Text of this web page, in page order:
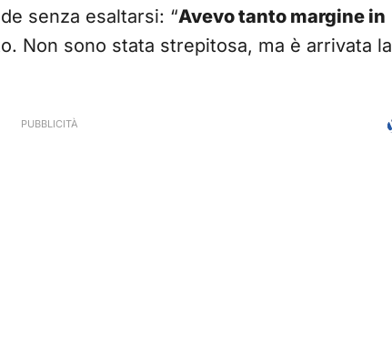
senza esaltarsi: “Avevo tanto margine in
Non sono stata strepitosa, ma è arrivata la